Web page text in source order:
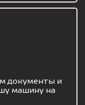
документы и
машину на